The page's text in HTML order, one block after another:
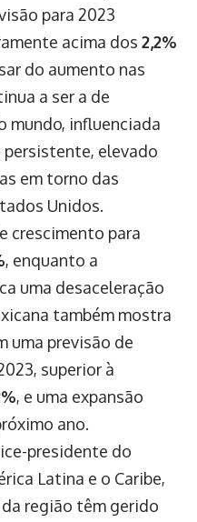
para 2023
acima dos 2,2%
do aumento nas
a ser a de
mundo, influenciada
elevado
em torno das
Unidos.
crescimento para
, enquanto a
uma desaceleração
também mostra
uma previsão de
superior à
, e uma expansão
ano.
presidente do
Latina e o Caribe,
região têm gerido